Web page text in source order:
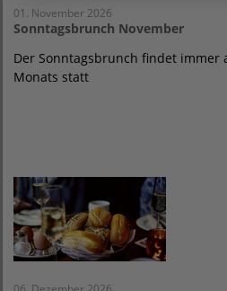
01. November 2026
Sonntagsbrunch November
Der Sonntagsbrunch findet immer
Monats statt
06. Dezember 2026